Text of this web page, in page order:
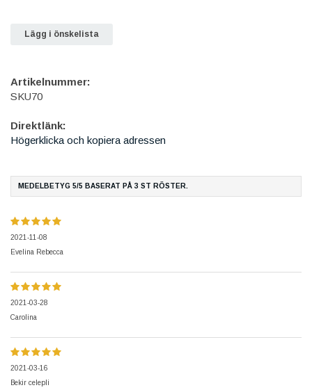
Lägg i önskelista
Artikelnummer:
SKU70
Direktlänk:
Högerklicka och kopiera adressen
MEDELBETYG 5/5 BASERAT PÅ 3 ST RÖSTER.
2021-11-08
Evelina Rebecca
2021-03-28
Carolina
2021-03-16
Bekir celepli